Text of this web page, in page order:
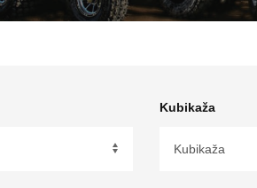
Kubikaža